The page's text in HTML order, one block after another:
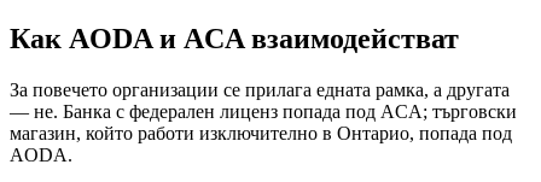
Как AODA и ACA взаимодействат
За повечето организации се прилага едната рамка, а другата
— не. Банка с федерален лиценз попада под ACA; търговски
магазин, който работи изключително в Онтарио, попада под
AODA.